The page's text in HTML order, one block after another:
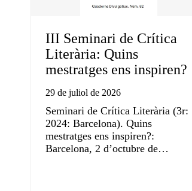
III Seminari de Crítica
Literària: Quins
mestratges ens inspiren?
29 de juliol de 2026
Seminari de Crítica Literària (3r:
2024: Barcelona). Quins
mestratges ens inspiren?:
Barcelona, 2 d’octubre de…